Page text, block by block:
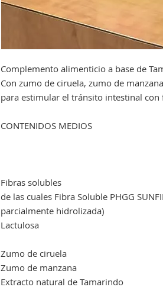
Complemento alimenticio a base de
Con zumo de ciruela, zumo de
para estimular el tránsito intestinal
CONTENIDOS MEDIOS
Fibras solubles
de las cuales Fibra Soluble PHGG
parcialmente hidrolizada)
Lactulosa
Zumo de ciruela
Zumo de manzana
Extracto natural de Tamarindo